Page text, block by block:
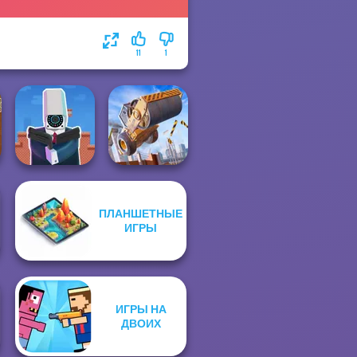
1
11
Cameraman vs
Toilets Puzzle
Construction
Ramp Jumping
ПЛАНШЕТНЫЕ
ИГРЫ
ИГРЫ НА
ДВОИХ